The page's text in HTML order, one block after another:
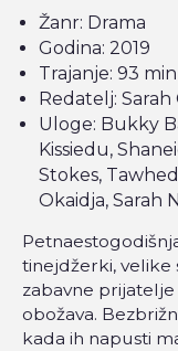
Žanr: Drama
Godina: 2019
Trajanje: 93 min
Redatelj: Sarah
Uloge: Bukky
Kissiedu,
Stokes,
Okaidja, Sarah
tinejdžerki, velike
zabavne
obožava.
kada ih napusti